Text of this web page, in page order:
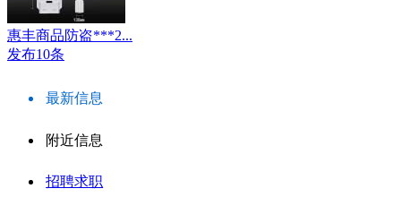
惠丰商品防盗***2...
发布10条
最新信息
附近信息
招聘求职